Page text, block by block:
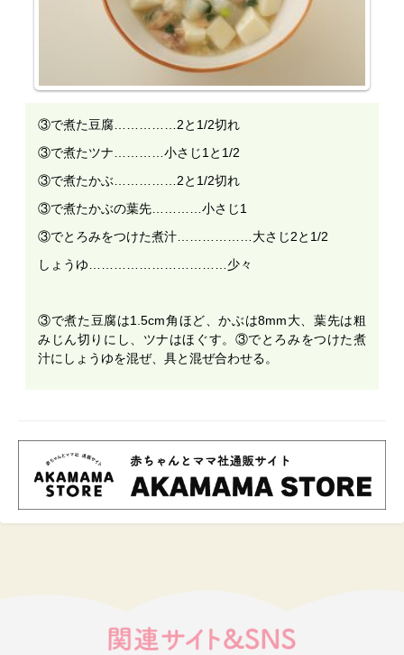
③で煮た豆腐……………2と1/2切れ
③で煮たツナ…………小さじ1と1/2
③で煮たかぶ……………2と1/2切れ
③で煮たかぶの葉先…………小さじ1
③でとろみをつけた煮汁………………大さじ2と1/2
しょうゆ……………………………少々
③で煮た豆腐は1.5cm角ほど、かぶは8mm大、葉先は粗
みじん切りにし、ツナはほぐす。③でとろみをつけた煮
汁にしょうゆを混ぜ、具と混ぜ合わせる。